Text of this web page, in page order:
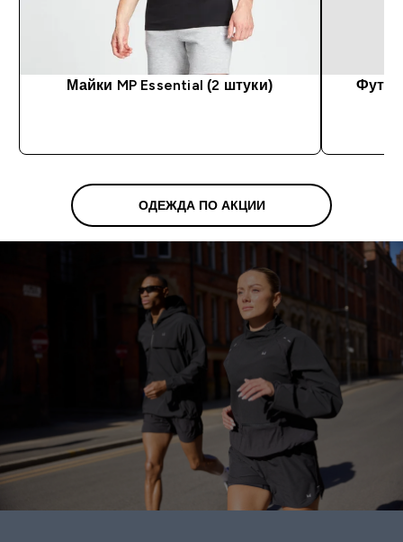
Майки MP Essential (2 штуки)
ОДЕЖДА ПО АКЦИИ